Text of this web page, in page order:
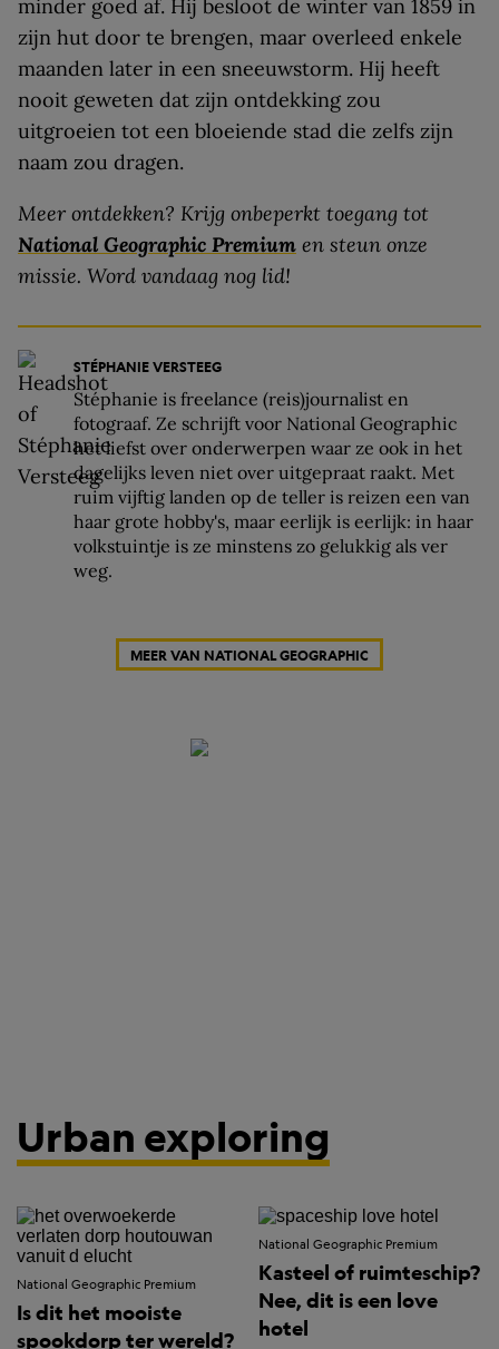
minder goed af. Hij besloot de winter van 1859 in
zijn hut door te brengen, maar overleed enkele
maanden later in een sneeuwstorm. Hij heeft
nooit geweten dat zijn ontdekking zou
uitgroeien tot een bloeiende stad die zelfs zijn
naam zou dragen.
Meer ontdekken? Krijg onbeperkt toegang tot
National Geographic Premium en steun onze
missie. Word vandaag nog lid!
STÉPHANIE VERSTEEG
Stéphanie is freelance (reis)journalist en
fotograaf. Ze schrijft voor National Geographic
het liefst over onderwerpen waar ze ook in het
dagelijks leven niet over uitgepraat raakt. Met
ruim vijftig landen op de teller is reizen een van
haar grote hobby's, maar eerlijk is eerlijk: in haar
volkstuintje is ze minstens zo gelukkig als ver
weg.
MEER VAN NATIONAL GEOGRAPHIC
Urban exploring
National Geographic Premium
Is dit het mooiste
spookdorp ter wereld?
National Geographic Premium
Kasteel of ruimteschip?
Nee, dit is een love
hotel